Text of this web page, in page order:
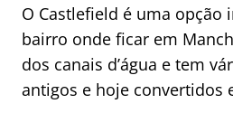
O Castlefield é uma opção
bairro onde ficar em
dos canais d’água e tem
antigos e hoje convertidos